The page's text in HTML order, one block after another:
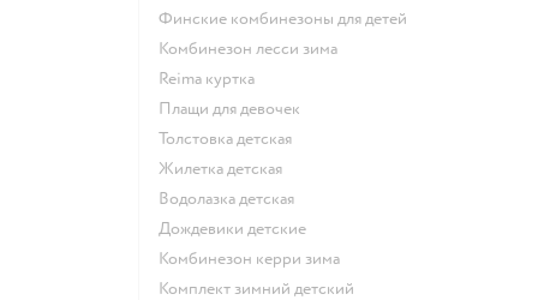
Финские комбинезоны для детей
Комбинезон лесси зима
Reima куртка
Плащи для девочек
Толстовка детская
Жилетка детская
Водолазка детская
Дождевики детские
Комбинезон керри зима
Комплект зимний детский